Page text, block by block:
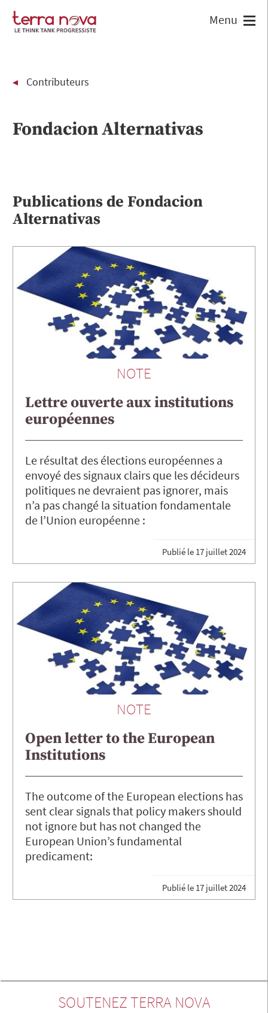
Contributeurs
Fondacion Alternativas
Publications de Fondacion
Alternativas
NOTE
Lettre ouverte aux institutions
européennes
Le résultat des élections européennes a
envoyé des signaux clairs que les décideurs
politiques ne devraient pas ignorer, mais
n’a pas changé la situation fondamentale
de l’Union européenne :
Publié le 17 juillet 2024
NOTE
Open letter to the European
Institutions
The outcome of the European elections has
sent clear signals that policy makers should
not ignore but has not changed the
European Union’s fundamental
predicament:
Publié le 17 juillet 2024
SOUTENEZ TERRA NOVA